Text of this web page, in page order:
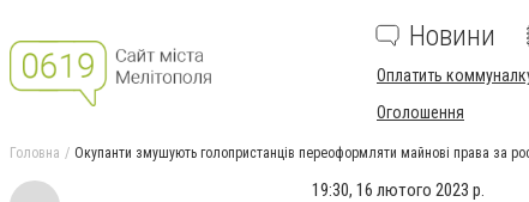
Новини
Оплатить
Оголошення
Головна Окупанти змушують голопристанців переоформляти майнові права за
19:30, 16 лютого 2023 р.